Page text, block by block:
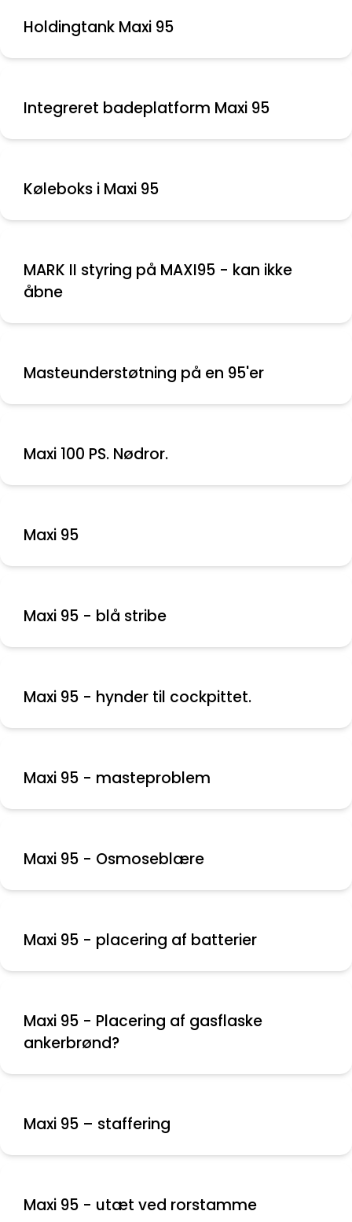
Holdingtank Maxi 95
Integreret badeplatform Maxi 95
Køleboks i Maxi 95
MARK II styring på MAXI95 - kan ikke
åbne
Masteunderstøtning på en 95'er
Maxi 100 PS. Nødror.
Maxi 95
Maxi 95 - blå stribe
Maxi 95 - hynder til cockpittet.
Maxi 95 - masteproblem
Maxi 95 - Osmoseblære
Maxi 95 - placering af batterier
Maxi 95 - Placering af gasflaske
ankerbrønd?
Maxi 95 – staffering
Maxi 95 - utæt ved rorstamme